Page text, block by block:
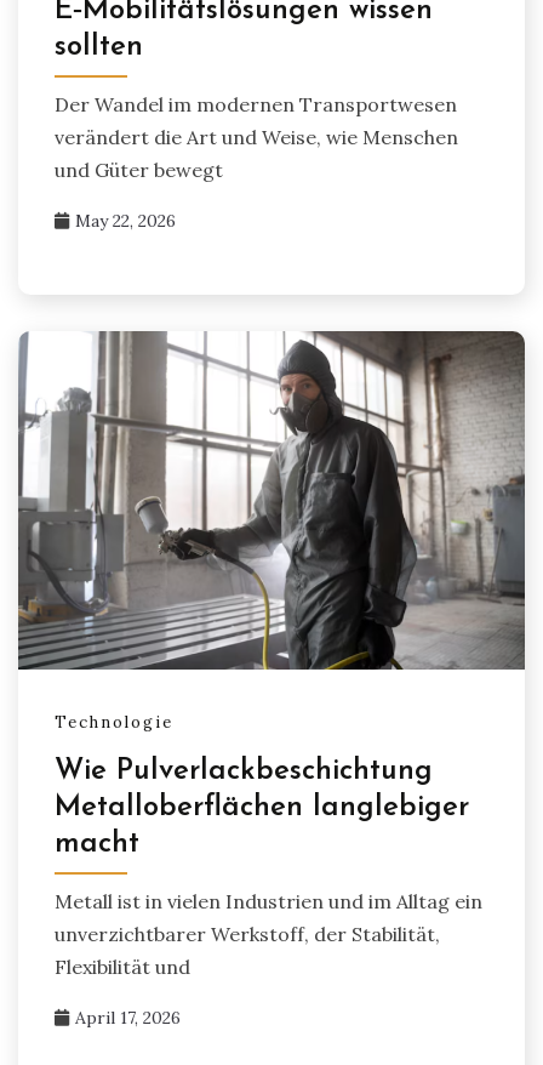
E‑Mobilitätslösungen wissen
sollten
Der Wandel im modernen Transportwesen
verändert die Art und Weise, wie Menschen
und Güter bewegt
May 22, 2026
Technologie
Wie Pulverlackbeschichtung
Metalloberflächen langlebiger
macht
Metall ist in vielen Industrien und im Alltag ein
unverzichtbarer Werkstoff, der Stabilität,
Flexibilität und
April 17, 2026